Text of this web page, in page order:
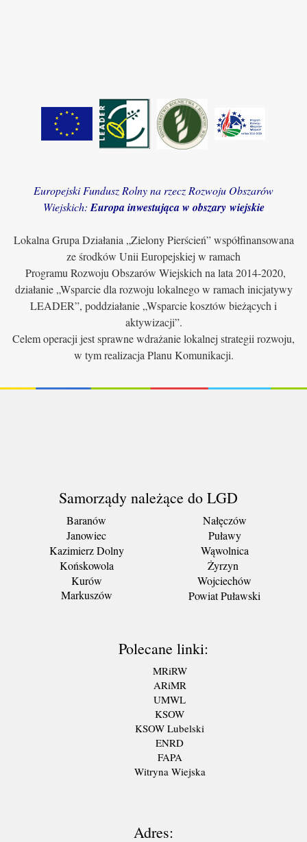
Europejski Fundusz Rolny na rzecz Rozwoju Obszarów
Wiejskich: Europa inwestująca w obszary wiejskie
Lokalna Grupa Działania „Zielony Pierścień” współfinansowana
ze środków Unii Europejskiej w ramach
Programu Rozwoju Obszarów Wiejskich na lata 2014-2020,
działanie „Wsparcie dla rozwoju lokalnego w ramach inicjatywy
LEADER”, poddziałanie „Wsparcie kosztów bieżących i
aktywizacji”.
Celem operacji jest sprawne wdrażanie lokalnej strategii rozwoju,
w tym realizacja Planu Komunikacji.
Samorządy należące do LGD
Baranów
Janowiec
Kazimierz Dolny
Końskowola
Kurów
Markuszów
Nałęczów
Puławy
Wąwolnica
Żyrzyn
Wojciechów
Powiat Puławski
Polecane linki:
MRiRW
ARiMR
UMWL
KSOW
KSOW Lubelski
ENRD
FAPA
Witryna Wiejska
Adres: